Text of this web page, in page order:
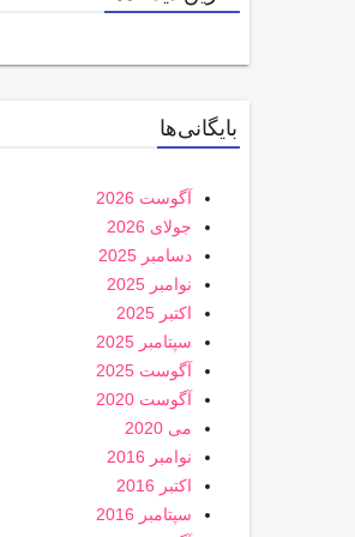
بایگانی‌ها
آگوست 2026
جولای 2026
دسامبر 2025
نوامبر 2025
اکتبر 2025
سپتامبر 2025
آگوست 2025
آگوست 2020
می 2020
نوامبر 2016
اکتبر 2016
سپتامبر 2016